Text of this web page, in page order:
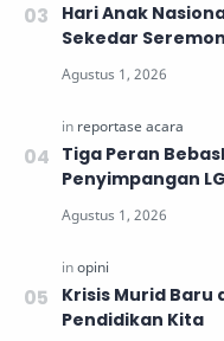
Hari Anak
Sekedar
Tiga Peran
Penyimpangan
Krisis Murid Baru
Pendidikan Kita